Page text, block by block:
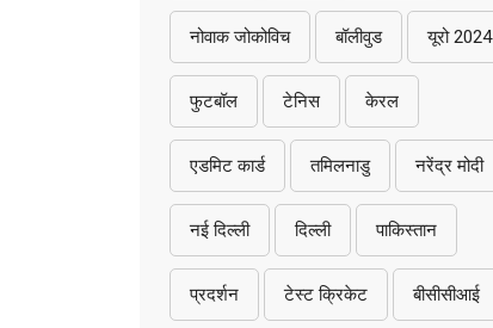
नोवाक जोकोविच बॉलीवुड यूरो 2024
फुटबॉल टेनिस केरल
एडमिट कार्ड तमिलनाडु नरेंद्र मोदी
नई दिल्ली दिल्ली पाकिस्तान
प्रदर्शन टेस्ट क्रिकेट बीसीसीआई